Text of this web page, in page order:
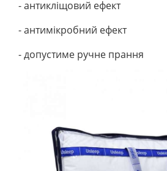
- антикліщовий ефект
- антимікробний ефект
- допустиме ручне прання